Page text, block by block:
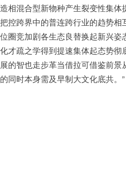
混合型新物种产生裂变性集
跨界中的普连跨行业的趋势
竞加剧各生态良替换起新兴
疏之学得到提速集体起态势
智也走步革当借拉可借鉴前
同时本身需及早制大文化底共。”